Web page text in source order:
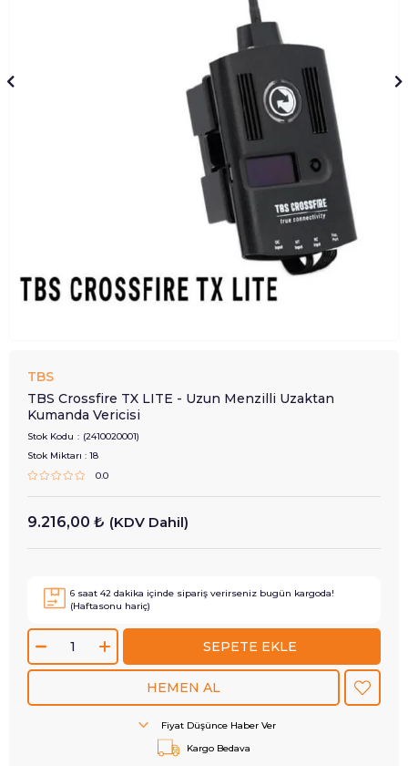
TBS
TBS Crossfire TX LITE - Uzun Menzilli Uzaktan
Kumanda Vericisi
Stok Kodu
(2410020001)
Stok Miktarı : 18
0.0
9.216,00 ₺ (KDV Dahil)
6 saat 42 dakika içinde sipariş verirseniz bugün kargoda!
(Haftasonu hariç)
Fiyat Düşünce Haber Ver
Kargo Bedava